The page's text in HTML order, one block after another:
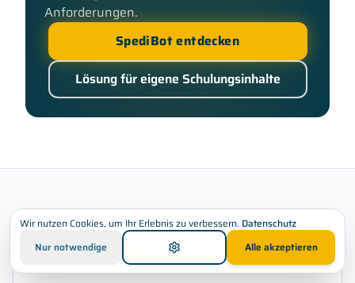
Anforderungen.
SpediBot entdecken
Lösung für eigene Schulungsinhalte
Neu bei SPEDIFORT®
Wir nutzen Cookies, um Ihr Erlebnis zu verbessern. Datenschutz
Nur notwendige
Alle akzeptieren